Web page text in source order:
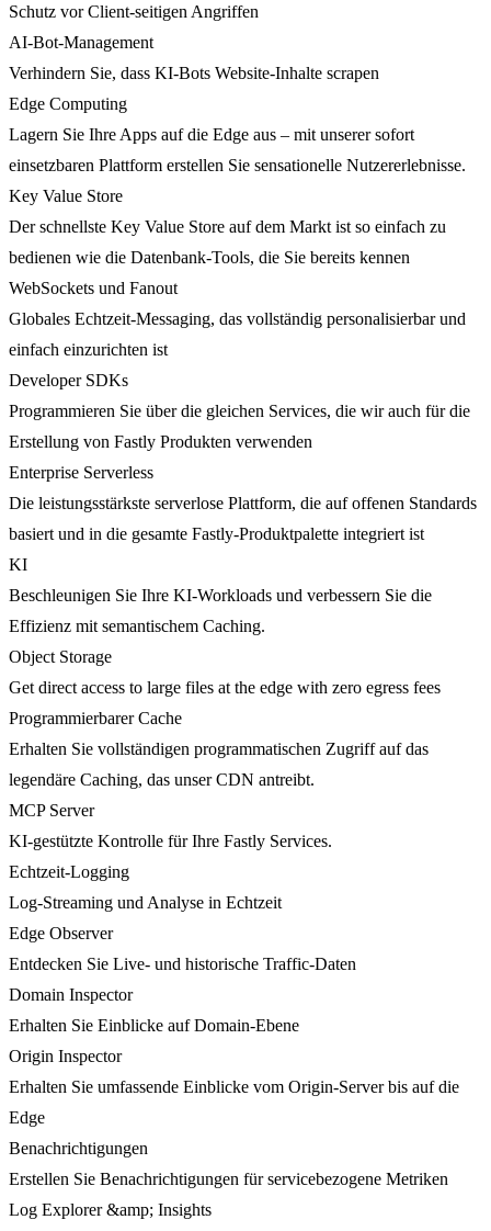
Schutz vor Client-seitigen Angriffen
AI-Bot-Management
Verhindern Sie, dass KI-Bots Website-Inhalte scrapen
Edge Computing
Lagern Sie Ihre Apps auf die Edge aus – mit unserer sofort
einsetzbaren Plattform erstellen Sie sensationelle Nutzererlebnisse.
Key Value Store
Der schnellste Key Value Store auf dem Markt ist so einfach zu
bedienen wie die Datenbank-Tools, die Sie bereits kennen
WebSockets und Fanout
Globales Echtzeit-Messaging, das vollständig personalisierbar und
einfach einzurichten ist
Developer SDKs
Programmieren Sie über die gleichen Services, die wir auch für die
Erstellung von Fastly Produkten verwenden
Enterprise Serverless
Die leistungsstärkste serverlose Plattform, die auf offenen Standards
basiert und in die gesamte Fastly-Produktpalette integriert ist
KI
Beschleunigen Sie Ihre KI-Workloads und verbessern Sie die
Effizienz mit semantischem Caching.
Object Storage
Get direct access to large files at the edge with zero egress fees
Programmierbarer Cache
Erhalten Sie vollständigen programmatischen Zugriff auf das
legendäre Caching, das unser CDN antreibt.
MCP Server
KI-gestützte Kontrolle für Ihre Fastly Services.
Echtzeit-Logging
Log-Streaming und Analyse in Echtzeit
Edge Observer
Entdecken Sie Live- und historische Traffic-Daten
Domain Inspector
Erhalten Sie Einblicke auf Domain-Ebene
Origin Inspector
Erhalten Sie umfassende Einblicke vom Origin-Server bis auf die
Edge
Benachrichtigungen
Erstellen Sie Benachrichtigungen für servicebezogene Metriken
Log Explorer &amp; Insights